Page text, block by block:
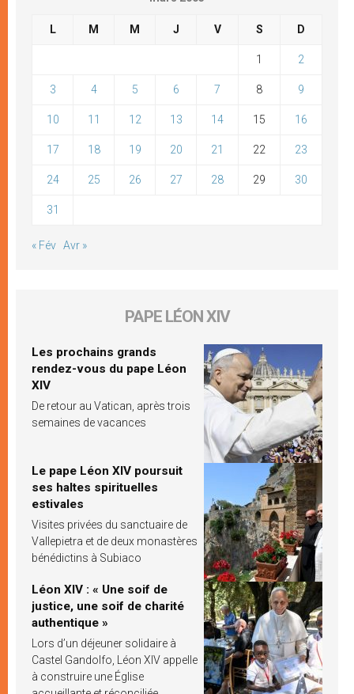
L M M J V S D
1 2
3 4 5 6 7 8 9
10 11 12 13 14 15 16
17 18 19 20 21 22 23
24 25 26 27 28 29 30
31
« Fév Avr »
PAPE LÉON XIV
Les prochains grands
rendez-vous du pape Léon
XIV
De retour au Vatican, après trois
semaines de vacances
Le pape Léon XIV poursuit
ses haltes spirituelles
estivales
Visites privées du sanctuaire de
Vallepietra et de deux monastères
bénédictins à Subiaco
Léon XIV : « Une soif de
justice, une soif de charité
authentique »
Lors d’un déjeuner solidaire à
Castel Gandolfo, Léon XIV appelle
à construire une Église